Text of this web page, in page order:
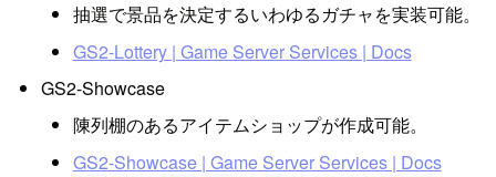
抽選で景品を決定するいわゆるガチャを実装可能。
GS2-Lottery | Game Server Services | Docs
GS2-Showcase
陳列棚のあるアイテムショップが作成可能。
GS2-Showcase | Game Server Services | Docs